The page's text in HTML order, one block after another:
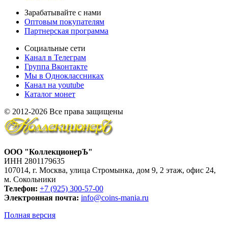
Зарабатывайте с нами
Оптовым покупателям
Партнерская программа
Социальные сети
Канал в Телеграм
Группа Вконтакте
Мы в Одноклассниках
Канал на youtube
Каталог монет
© 2012-2026 Все права защищены
ООО "КоллекционерЪ"
ИНН 2801179635
107014, г. Москва, улица Стромынка, дом 9, 2 этаж, офис 24,
м. Сокольники
Телефон: +7 (925) 300-57-00
Электронная почта: info@coins-mania.ru
Полная версия